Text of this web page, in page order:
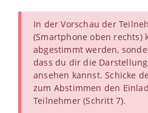
In der Vorschau der
(Smartphone oben rechts)
abgestimmt werden,
dass du dir die
ansehen kannst. Schicke
zum Abstimmen den
Teilnehmer (Schritt 7).